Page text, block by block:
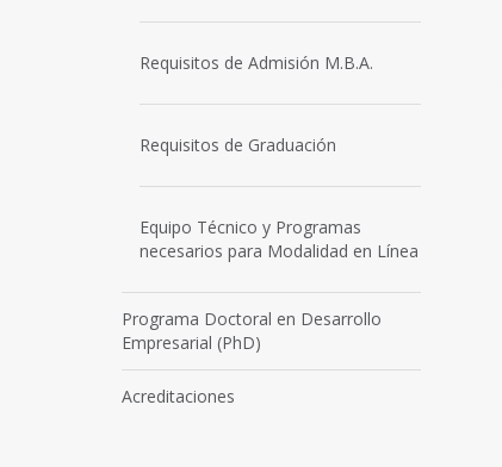
Requisitos de Admisión M.B.A.
Requisitos de Graduación
Equipo Técnico y Programas
necesarios para Modalidad en Línea
Programa Doctoral en Desarrollo
Empresarial (PhD)
Acreditaciones